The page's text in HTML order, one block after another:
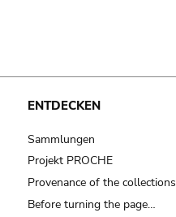
ENTDECKEN
Sammlungen
Projekt PROCHE
Provenance of the collections
Before turning the page…